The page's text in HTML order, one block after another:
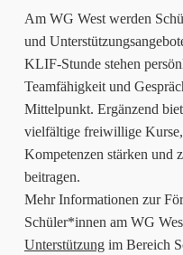
Am WG West werden
und
KLIF-Stunde stehen
Teamfähigkeit und
Mittelpunkt. Ergänzend
vielfältige freiwillige
Kompetenzen stärken und
beitragen.
Mehr Informationen zur
Schüler*innen am WG
Unterstützungim Bereich